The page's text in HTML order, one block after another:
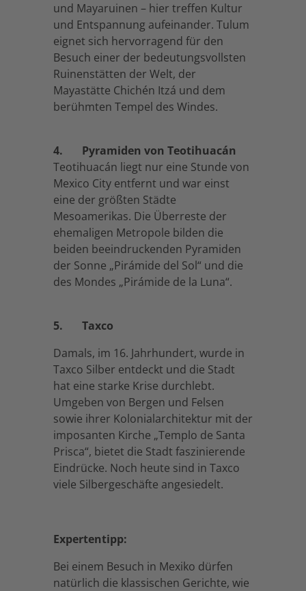
und Mayaruinen – hier treffen Kultur
und Entspannung aufeinander. Tulum
eignet sich hervorragend für den
Besuch einer der bedeutungsvollsten
Ruinenstätten der Welt, der
Mayastätte Chichén Itzá und dem
berühmten Tempel des Windes.
4. Pyramiden von Teotihuacán
Teotihuacán liegt nur eine Stunde von
Mexico City entfernt und war einst
eine der größten Städte
Mesoamerikas. Die Überreste der
ehemaligen Metropole bilden die
beiden beeindruckenden Pyramiden
der Sonne „Pirámide del Sol“ und die
des Mondes „Pirámide de la Luna“.
5. Taxco
Damals, im 16. Jahrhundert, wurde in
Taxco Silber entdeckt und die Stadt
hat eine starke Krise durchlebt.
Umgeben von Bergen und Felsen
sowie ihrer Kolonialarchitektur mit der
imposanten Kirche „Templo de Santa
Prisca“, bietet die Stadt faszinierende
Eindrücke. Noch heute sind in Taxco
viele Silbergeschäfte angesiedelt.
Expertentipp:
Bei einem Besuch in Mexiko dürfen
natürlich die klassischen Gerichte, wie